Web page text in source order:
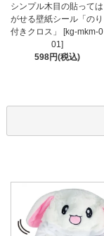
シンプル木目の貼っては
がせる壁紙シール「のり
付きクロス」 [kg-mkm-0
01]
598円(税込)